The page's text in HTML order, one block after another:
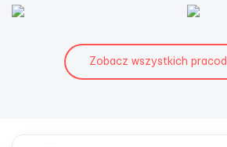
Zobacz wszystkich